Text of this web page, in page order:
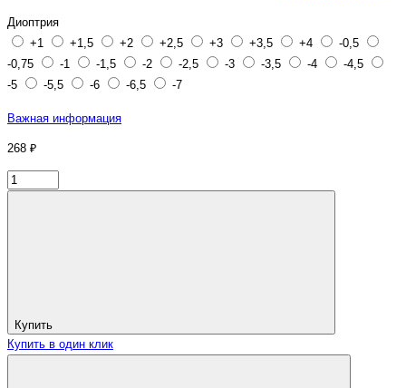
Диоптрия
+1
+1,5 +2 +2,5 +3 +3,5 +4
-0,5
-0,75
-1 -1,5 -2 -2,5 -3 -3,5 -4
-4,5
-5
-5,5 -6 -6,5 -7
Важная информация
268 ₽
Купить
Купить в один клик